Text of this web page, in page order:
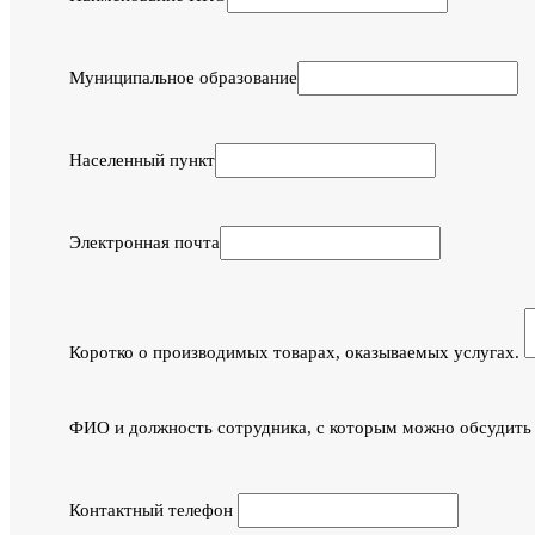
Муниципальное образование
Населенный пункт
Электронная почта
Коротко о производимых товарах, оказываемых услугах.
ФИО и должность сотрудника, с которым можно обсудить
Контактный телефон